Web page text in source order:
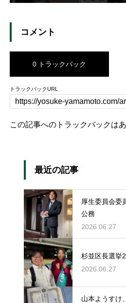
コメント
0 トラックバック
トラックバックURL
この記事へのトラックバックはあ
最近の記事
厚生委員会委
公務
2026.06.27
杉並区長選挙
2026.06.27
山本ようすけ